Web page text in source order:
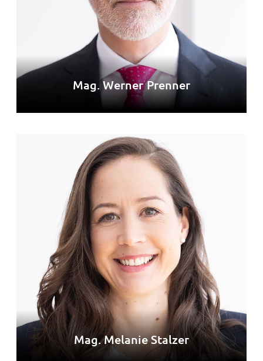
Mag. Werner Prenner
Mag. Melanie Stalzer